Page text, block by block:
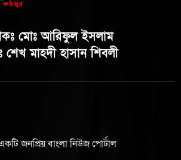
মোঃ আরিফুল ইসলাম
শেখ মাহদী হাসান শিবলী
জনপ্রিয় বাংলা নিউজ পোর্টাল